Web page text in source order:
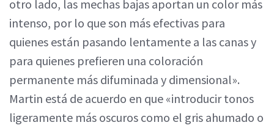
otro lado, las mechas bajas aportan un color más
intenso, por lo que son más efectivas para
quienes están pasando lentamente a las canas y
para quienes prefieren una coloración
permanente más difuminada y dimensional».
Martin está de acuerdo en que «introducir tonos
ligeramente más oscuros como el gris ahumado o